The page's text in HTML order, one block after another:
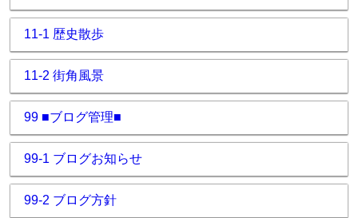
11-1 歴史散歩
11-2 街角風景
99 ■ブログ管理■
99-1 ブログお知らせ
99-2 ブログ方針